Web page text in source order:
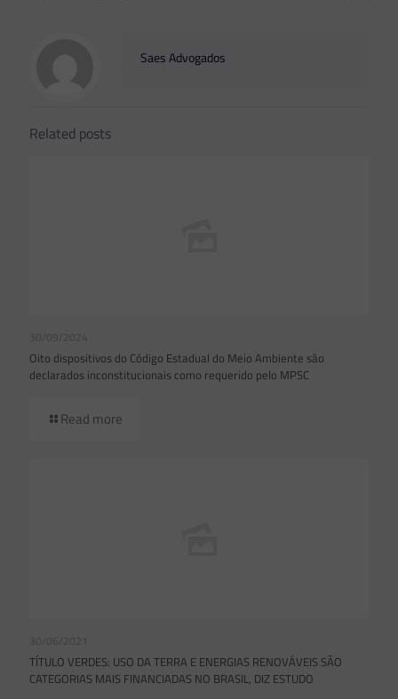
Saes Advogados
Related posts
30/09/2024
Oito dispositivos do Código Estadual do Meio Ambiente são
declarados inconstitucionais como requerido pelo MPSC
Read more
30/06/2021
TÍTULO VERDES: USO DA TERRA E ENERGIAS RENOVÁVEIS SÃO
CATEGORIAS MAIS FINANCIADAS NO BRASIL, DIZ ESTUDO